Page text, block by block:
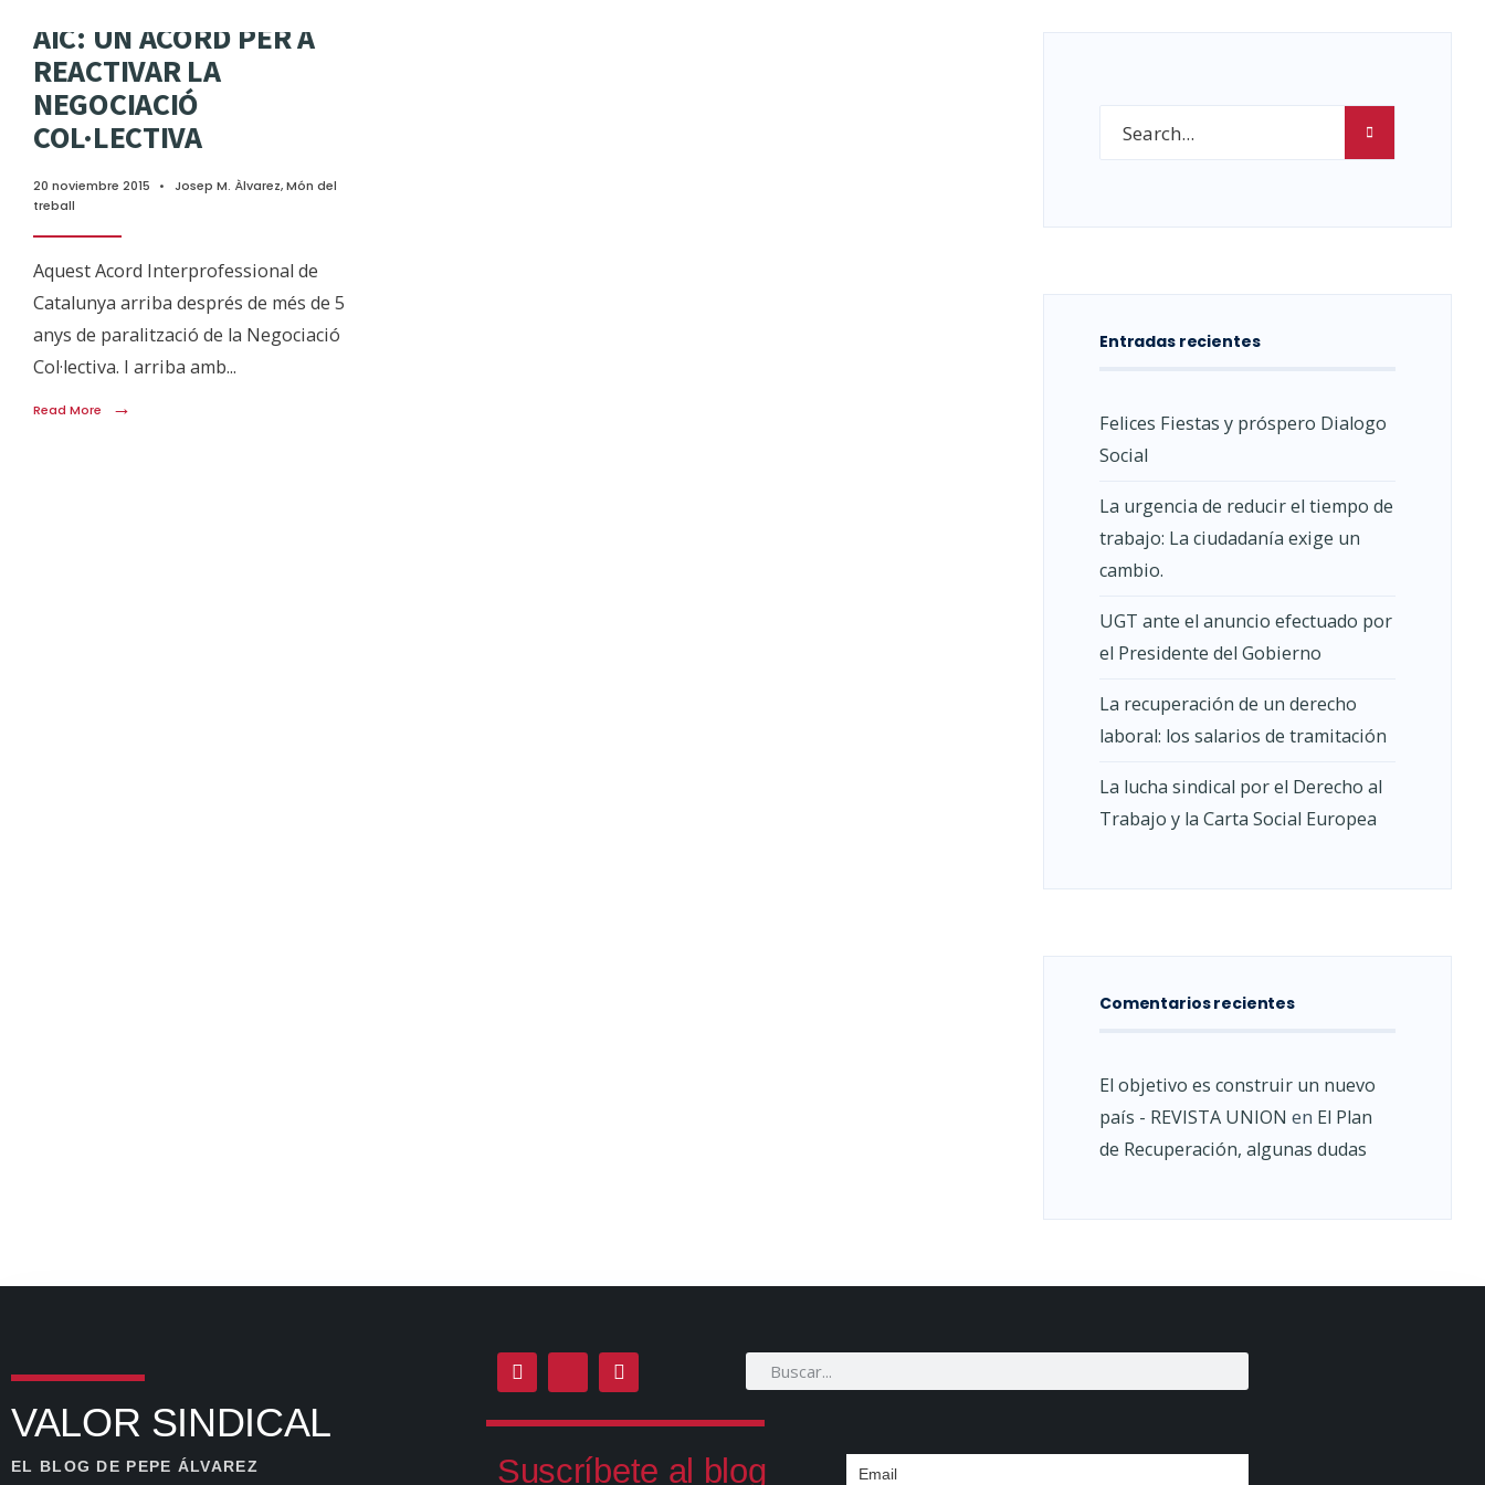
AIC: UN ACORD PER A
REACTIVAR LA
NEGOCIACIÓ
COL·LECTIVA
20 noviembre 2015 • Josep M. Àlvarez,Món del
treball
Aquest Acord Interprofessional de
Catalunya arriba després de més de 5
anys de paralització de la Negociació
Col·lectiva. I arriba amb...
Read More →
Entradas recientes
Felices Fiestas y próspero Dialogo
Social
La urgencia de reducir el tiempo de
trabajo: La ciudadanía exige un
cambio.
UGT ante el anuncio efectuado por
el Presidente del Gobierno
La recuperación de un derecho
laboral: los salarios de tramitación
La lucha sindical por el Derecho al
Trabajo y la Carta Social Europea
Comentarios recientes
El objetivo es construir un nuevo
país - REVISTA UNION en El Plan
de Recuperación, algunas dudas
VALOR SINDICAL
EL BLOG DE PEPE ÁLVAREZ Suscríbete al blog Email